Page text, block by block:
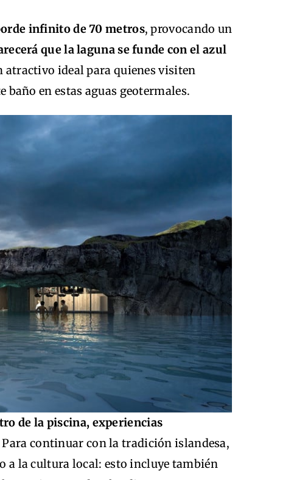
infinito de 70 metros, provocando un
que la laguna se funde con el azul
atractivo ideal para quienes visiten
en estas aguas geotermales.
de la piscina, experiencias
Para continuar con la tradición islandesa,
a la cultura local: esto incluye también